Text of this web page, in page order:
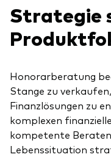
Honorarberatung
Stange zu
Finanzlösungen zu
komplexen
kompetente
Lebenssituation